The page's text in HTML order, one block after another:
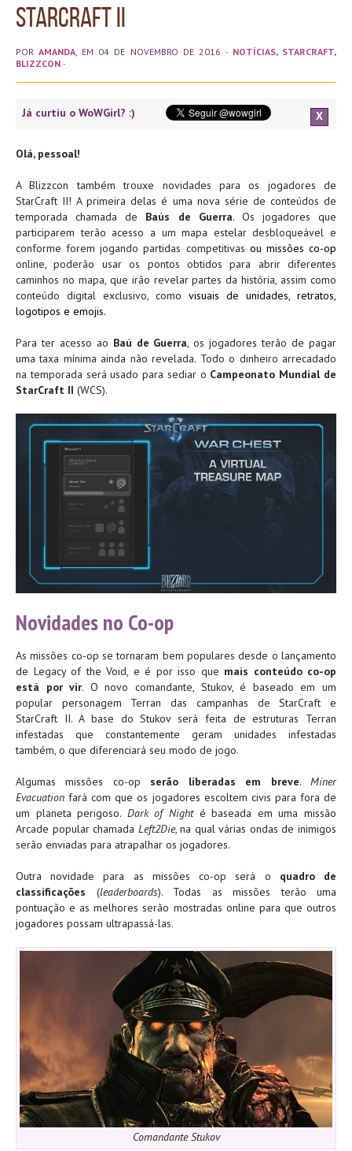
StarCraft II
PORAMANDA , EM 04 DE NOVEMBRO DE 2016 · NOTÍCIAS, STARCRAFT,
BLIZZCON ·
Já curtiu o WoWGirl? :) X
Olá, pessoal!
A Blizzcon também trouxe novidades para os jogadores de
StarCraft II! A primeira delas é uma nova série de conteúdos de
temporada chamada de Baús de Guerra. Os jogadores que
participarem terão acesso a um mapa estelar desbloqueável e
conforme forem jogando partidas competitivas ou missões co-op
online, poderão usar os pontos obtidos para abrir diferentes
caminhos no mapa, que irão revelar partes da história, assim como
conteúdo digital exclusivo, como visuais de unidades, retratos,
logotipos e emojis.
Para ter acesso ao Baú de Guerra, os jogadores terão de pagar
uma taxa mínima ainda não revelada. Todo o dinheiro arrecadado
na temporada será usado para sediar o Campeonato Mundial de
StarCraft II (WCS).
Novidades no Co-op
As missões co-op se tornaram bem populares desde o lançamento
de Legacy of the Void, e é por isso que mais conteúdo co-op
está por vir. O novo comandante, Stukov, é baseado em um
popular personagem Terran das campanhas de StarCraft e
StarCraft II. A base do Stukov será feita de estruturas Terran
infestadas que constantemente geram unidades infestadas
também, o que diferenciará seu modo de jogo.
Algumas missões co-op serão liberadas em breve.Miner
Evacuation fará com que os jogadores escoltem civis para fora de
um planeta perigoso. Dark of Nighté baseada em uma missão
Arcade popular chamada Left2Die, na qual várias ondas de inimigos
serão enviadas para atrapalhar os jogadores.
Outra novidade para as missões co-op será o quadro de
classificações (leaderboards). Todas as missões terão uma
pontuação e as melhores serão mostradas online para que outros
jogadores possam ultrapassá-las.
Comandante Stukov